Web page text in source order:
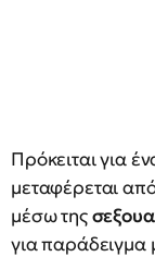
Πρόκειται για
μεταφέρεται
μέσω της
για παράδειγμα